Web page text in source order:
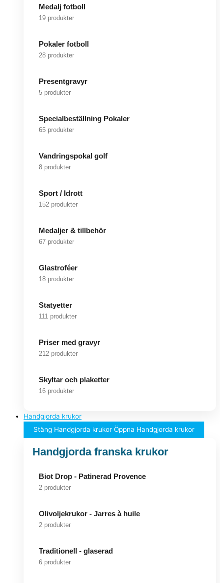
Medalj fotboll
19 produkter
Pokaler fotboll
28 produkter
Presentgravyr
5 produkter
Specialbeställning Pokaler
65 produkter
Vandringspokal golf
8 produkter
Sport / Idrott
152 produkter
Medaljer & tillbehör
67 produkter
Glastroféer
18 produkter
Statyetter
111 produkter
Priser med gravyr
212 produkter
Skyltar och plaketter
16 produkter
Handgjorda krukor
Stäng Handgjorda krukor Öppna Handgjorda krukor
Handgjorda franska krukor
Biot Drop - Patinerad Provence
2 produkter
Olivoljekrukor - Jarres à huile
2 produkter
Traditionell - glaserad
6 produkter